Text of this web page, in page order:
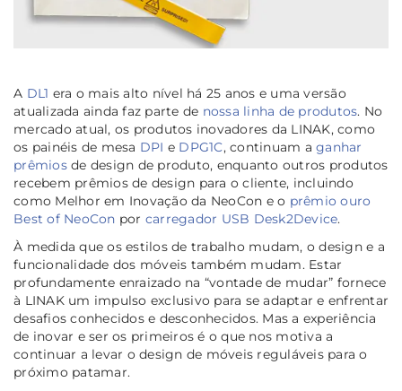
A DL1 era o mais alto nível há 25 anos e uma versão
atualizada ainda faz parte de nossa linha de produtos. No
mercado atual, os produtos inovadores da LINAK, como
os painéis de mesa DPI e DPG1C, continuam a ganhar
prêmiosde design de produto, enquanto outros produtos
recebem prêmios de design para o cliente, incluindo
como Melhor em Inovação da NeoCon e o prêmio ouro
Best of NeoCon por carregador USB Desk2Device.
À medida que os estilos de trabalho mudam, o design e a
funcionalidade dos móveis também mudam. Estar
profundamente enraizado na “vontade de mudar” fornece
à LINAK um impulso exclusivo para se adaptar e enfrentar
desafios conhecidos e desconhecidos. Mas a experiência
de inovar e ser os primeiros é o que nos motiva a
continuar a levar o design de móveis reguláveis para o
próximo patamar.